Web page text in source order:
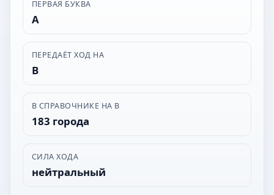
ПЕРВАЯ БУКВА
А
ПЕРЕДАЁТ ХОД НА
В
В СПРАВОЧНИКЕ НА В
183 города
СИЛА ХОДА
нейтральный